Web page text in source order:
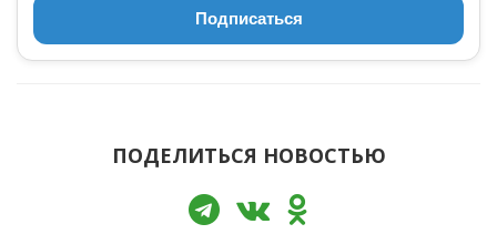
Подписаться
ПОДЕЛИТЬСЯ НОВОСТЬЮ